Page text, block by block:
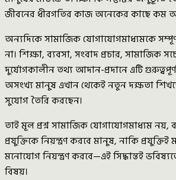
জীবনের ধীরগতির কাজ অনেকের কাছে কম
অন্যদিকে সামাজিক যোগাযোগমাধ্যমকে
না। শিক্ষা, ব্যবসা, সংবাদ প্রচার, সামাজিক
দুর্যোগকালীন তথ্য আদান-প্রদানে এটি
অসংখ্য মানুষ এখান থেকেই নতুন দক্ষতা
সুযোগ তৈরি করছেন।
তাই মূল প্রশ্ন সামাজিক যোগাযোগমাধ্যম নয়,
প্রযুক্তিকে নিয়ন্ত্রণ করবে মানুষ, নাকি
মনোযোগ নিয়ন্ত্রণ করবে—এই সিদ্ধান্তই
বিষয়।